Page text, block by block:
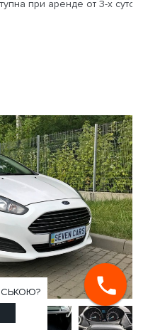
при аренде от 3-х суток